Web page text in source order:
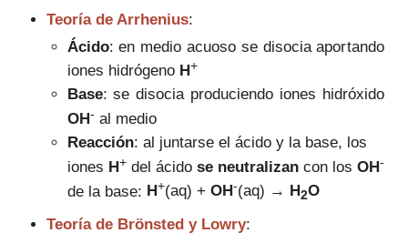
Teoría de Arrhenius:
Ácido: en medio acuoso se disocia aportando
iones hidrógeno H+
Base: se disocia produciendo iones hidróxido
OH- al medio
Reacción: al juntarse el ácido y la base, los
iones H+ del ácido se neutralizan con los OH-
de la base: H+(aq) + OH-(aq) → H2O
Teoría de Brönsted y Lowry: